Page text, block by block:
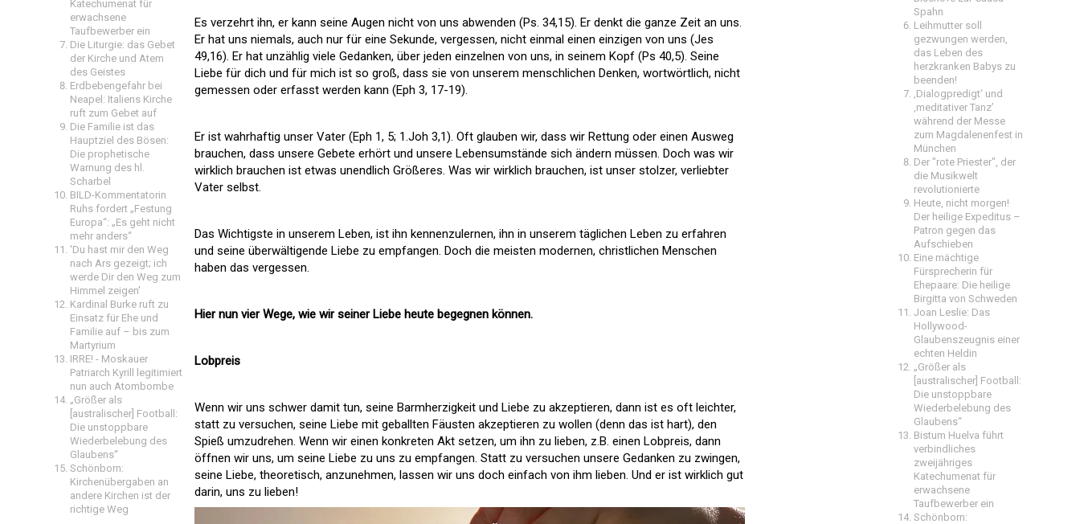
Katechumenat für
erwachsene
Taufbewerber ein
Die Liturgie: das Gebet
der Kirche und Atem
des Geistes
Erdbebengefahr bei
Neapel: Italiens Kirche
ruft zum Gebet auf
Die Familie ist das
Hauptziel des Bösen:
Die prophetische
Warnung des hl.
Scharbel
BILD-Kommentatorin
Ruhs fordert „Festung
Europa“: „Es geht nicht
mehr anders“
'Du hast mir den Weg
nach Ars gezeigt; ich
werde Dir den Weg zum
Himmel zeigen'
Kardinal Burke ruft zu
Einsatz für Ehe und
Familie auf – bis zum
Martyrium
IRRE! - Moskauer
Patriarch Kyrill legitimiert
nun auch Atombombe
„Größer als
[australischer] Football:
Die unstoppbare
Wiederbelebung des
Glaubens“
Schönborn:
Kirchenübergaben an
andere Kirchen ist der
richtige Weg
Es verzehrt ihn, er kann seine Augen nicht von uns abwenden (Ps. 34,15). Er denkt die ganze Zeit an uns.
Er hat uns niemals, auch nur für eine Sekunde, vergessen, nicht einmal einen einzigen von uns (Jes
49,16). Er hat unzählig viele Gedanken, über jeden einzelnen von uns, in seinem Kopf (Ps 40,5). Seine
Liebe für dich und für mich ist so groß, dass sie von unserem menschlichen Denken, wortwörtlich, nicht
gemessen oder erfasst werden kann (Eph 3, 17-19).
Er ist wahrhaftig unser Vater (Eph 1, 5; 1.Joh 3,1). Oft glauben wir, dass wir Rettung oder einen Ausweg
brauchen, dass unsere Gebete erhört und unsere Lebensumstände sich ändern müssen. Doch was wir
wirklich brauchen ist etwas unendlich Größeres. Was wir wirklich brauchen, ist unser stolzer, verliebter
Vater selbst.
Das Wichtigste in unserem Leben, ist ihn kennenzulernen, ihn in unserem täglichen Leben zu erfahren
und seine überwältigende Liebe zu empfangen. Doch die meisten modernen, christlichen Menschen
haben das vergessen.
Hier nun vier Wege, wie wir seiner Liebe heute begegnen können.
Lobpreis
Wenn wir uns schwer damit tun, seine Barmherzigkeit und Liebe zu akzeptieren, dann ist es oft leichter,
statt zu versuchen, seine Liebe mit geballten Fäusten akzeptieren zu wollen (denn das ist hart), den
Spieß umzudrehen. Wenn wir einen konkreten Akt setzen, um ihn zu lieben, z.B. einen Lobpreis, dann
öffnen wir uns, um seine Liebe zu uns zu empfangen. Statt zu versuchen unsere Gedanken zu zwingen,
seine Liebe, theoretisch, anzunehmen, lassen wir uns doch einfach von ihm lieben. Und er ist wirklich gut
darin, uns zu lieben!
Spahn
Leihmutter soll
gezwungen werden,
das Leben des
herzkranken Babys zu
beenden!
‚Dialogpredigt‘ und
‚meditativer Tanz’
während der Messe
zum Magdalenenfest in
München
Der "rote Priester", der
die Musikwelt
revolutionierte
Heute, nicht morgen!
Der heilige Expeditus –
Patron gegen das
Aufschieben
Eine mächtige
Fürsprecherin für
Ehepaare: Die heilige
Birgitta von Schweden
Joan Leslie: Das
Hollywood-
Glaubenszeugnis einer
echten Heldin
„Größer als
[australischer] Football:
Die unstoppbare
Wiederbelebung des
Glaubens“
Bistum Huelva führt
verbindliches
zweijähriges
Katechumenat für
erwachsene
Taufbewerber ein
Schönborn: